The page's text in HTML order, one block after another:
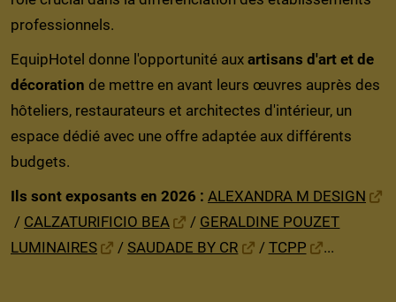
professionnels.
EquipHotel donne l'opportunité aux artisans d'art et de
décoration de mettre en avant leurs œuvres auprès des
hôteliers, restaurateurs et architectes d'intérieur, un
espace dédié avec une offre adaptée aux différents
budgets.
Ils sont exposants en 2026 : ALEXANDRA M DESIGN
/ CALZATURIFICIO BEA / GERALDINE POUZET
LUMINAIRES
/ SAUDADE BY CR / TCPP ...